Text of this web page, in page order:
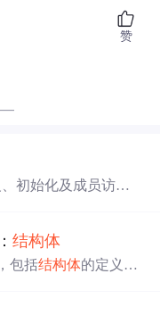
赞
初始化及成员访
结构体
包括结构体的定义、